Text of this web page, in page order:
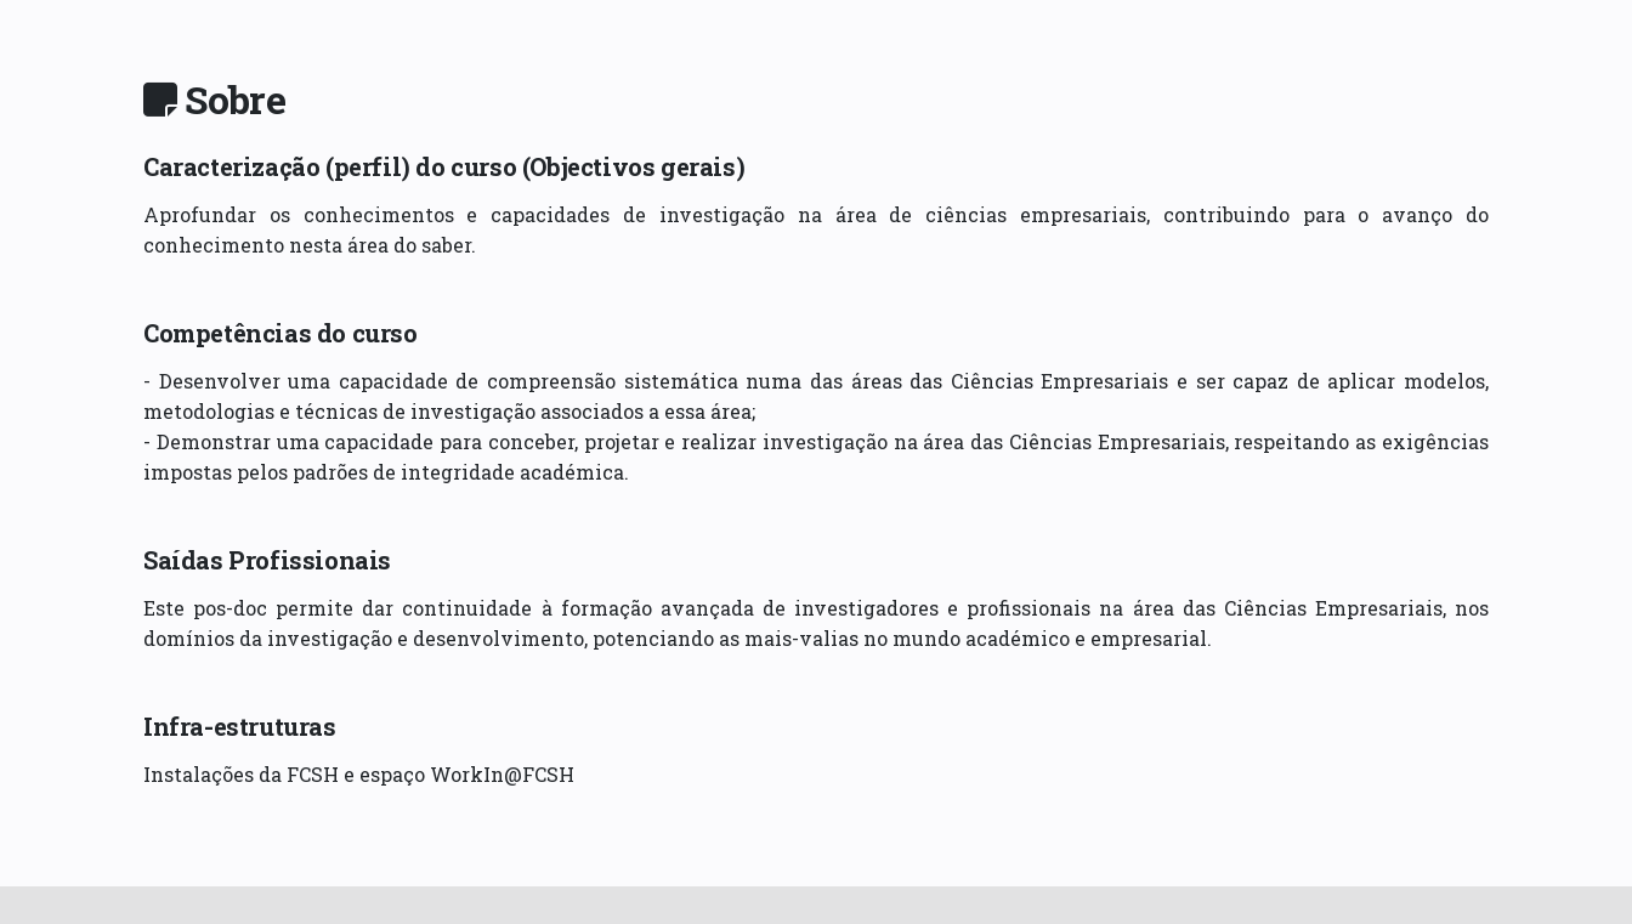
Sobre
Caracterização (perfil) do curso (Objectivos gerais)
Aprofundar os conhecimentos e capacidades de investigação na área de ciências empresariais, contribuindo para o avanço do
conhecimento nesta área do saber.
Competências do curso
- Desenvolver uma capacidade de compreensão sistemática numa das áreas das Ciências Empresariais e ser capaz de aplicar modelos,
metodologias e técnicas de investigação associados a essa área;
- Demonstrar uma capacidade para conceber, projetar e realizar investigação na área das Ciências Empresariais, respeitando as exigências
impostas pelos padrões de integridade académica.
Saídas Profissionais
Este pos-doc permite dar continuidade à formação avançada de investigadores e profissionais na área das Ciências Empresariais, nos
domínios da investigação e desenvolvimento, potenciando as mais-valias no mundo académico e empresarial.
Infra-estruturas
Instalações da FCSH e espaço WorkIn@FCSH